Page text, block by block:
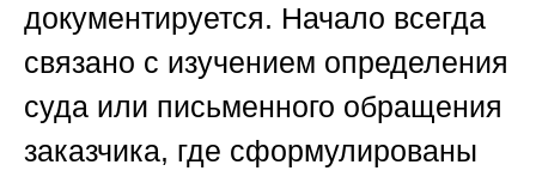
документируется. Начало всегда
связано с изучением определения
суда или письменного обращения
заказчика, где сформулированы